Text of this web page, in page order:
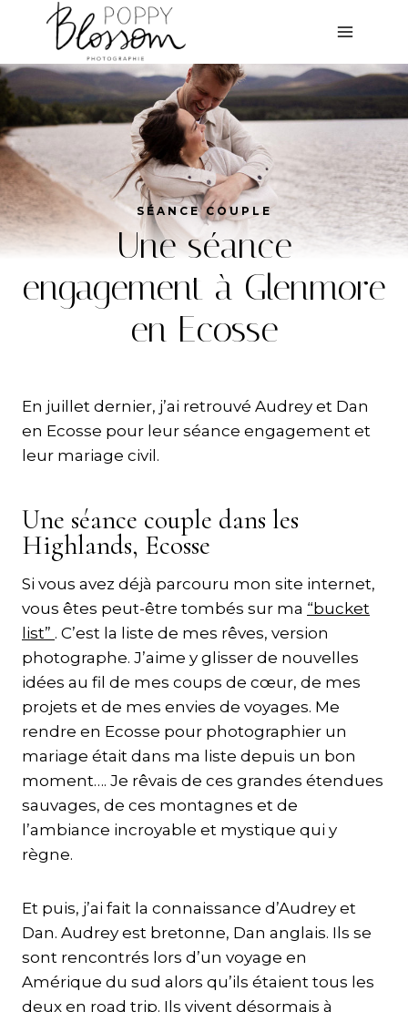
contenu
SÉANCE COUPLE
Une séance
engagement à Glenmore
en Ecosse
En juillet dernier, j’ai retrouvé Audrey et Dan
en Ecosse pour leur séance engagement et
leur mariage civil.
Une séance couple dans les
Highlands, Ecosse
Si vous avez déjà parcouru mon site internet,
vous êtes peut-être tombés sur ma “bucket
list” . C’est la liste de mes rêves, version
photographe. J’aime y glisser de nouvelles
idées au fil de mes coups de cœur, de mes
projets et de mes envies de voyages. Me
rendre en Ecosse pour photographier un
mariage était dans ma liste depuis un bon
moment…. Je rêvais de ces grandes étendues
sauvages, de ces montagnes et de
l’ambiance incroyable et mystique qui y
règne.
Et puis, j’ai fait la connaissance d’Audrey et
Dan. Audrey est bretonne, Dan anglais. Ils se
sont rencontrés lors d’un voyage en
Amérique du sud alors qu’ils étaient tous les
deux en road trip. Ils vivent désormais à